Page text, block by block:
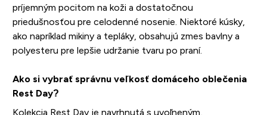
príjemným pocitom na koži a dostatočnou
priedušnosťou pre celodenné nosenie. Niektoré kúsky,
ako napríklad mikiny a tepláky, obsahujú zmes bavlny a
polyesteru pre lepšie udržanie tvaru po praní.
Ako si vybrať správnu veľkosť domáceho oblečenia
Rest Day?
Kolekcia Rest Day je navrhnutá s uvoľneným,